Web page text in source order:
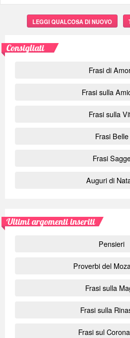
LEGGI QUALCOSA DI NUOVO
Consigliati
Frasi di
Frasi sulla
Frasi sulla
Frasi Belle
Frasi
Auguri di
Ultimi argomenti inseriti
Pensieri
Proverbi del
Frasi sulla
Frasi sulla
Frasi sul